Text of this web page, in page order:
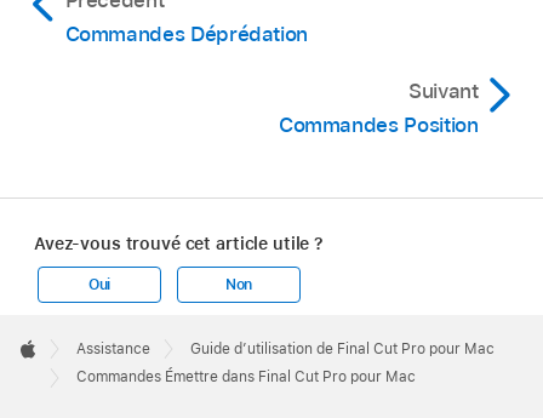
Commandes Déprédation
Suivant
Commandes Position
Avez-vous trouvé cet article utile ?
Oui Non
Footer

Apple
Assistance
Guide d’utilisation de Final Cut Pro pour Mac
Commandes Émettre dans Final Cut Pro pour Mac